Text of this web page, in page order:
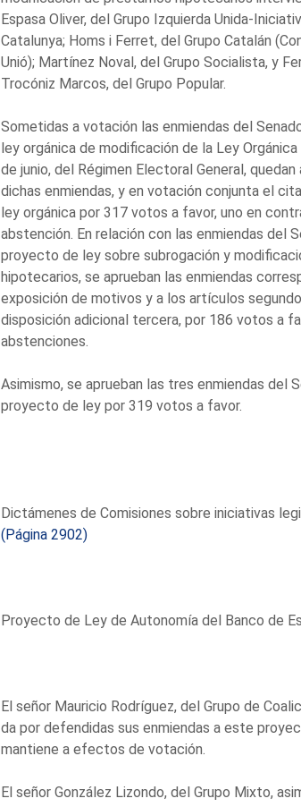
Espasa Oliver, del Grupo Izquierda Unida-
Catalunya; Homs i Ferret, del Grupo Catalán
Unió); Martínez Noval, del Grupo Socialista, y
Trocóniz Marcos, del Grupo Popular.
Sometidas a votación las enmiendas del
ley orgánica de modificación de la Ley
de junio, del Régimen Electoral General, quedan
dichas enmiendas, y en votación conjunta el
ley orgánica por 317 votos a favor, uno en
abstención. En relación con las enmiendas del
proyecto de ley sobre subrogación y
hipotecarios, se aprueban las enmiendas
exposición de motivos y a los artículos
disposición adicional tercera, por 186 votos a
abstenciones.
Asimismo, se aprueban las tres enmiendas del
proyecto de ley por 319 votos a favor.
Dictámenes de Comisiones sobre iniciativas
(Página 2902)
Proyecto de Ley de Autonomía del Banco de
El señor Mauricio Rodríguez, del Grupo de
da por defendidas sus enmiendas a este
mantiene a efectos de votación.
El señor González Lizondo, del Grupo Mixto,